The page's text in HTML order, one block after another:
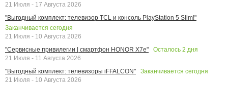
21 Июля - 17 Августа 2026
"Выгодный комплект: телевизор TCL и консоль PlayStation 5 Slim!"
Заканчивается сегодня
21 Июля - 10 Августа 2026
"Сервисные привилегии | смартфон HONOR X7e"
Осталось 2 дня
21 Июля - 11 Августа 2026
"Выгодный комплект: телевизоры iFFALCON"
Заканчивается сегодня
21 Июля - 10 Августа 2026